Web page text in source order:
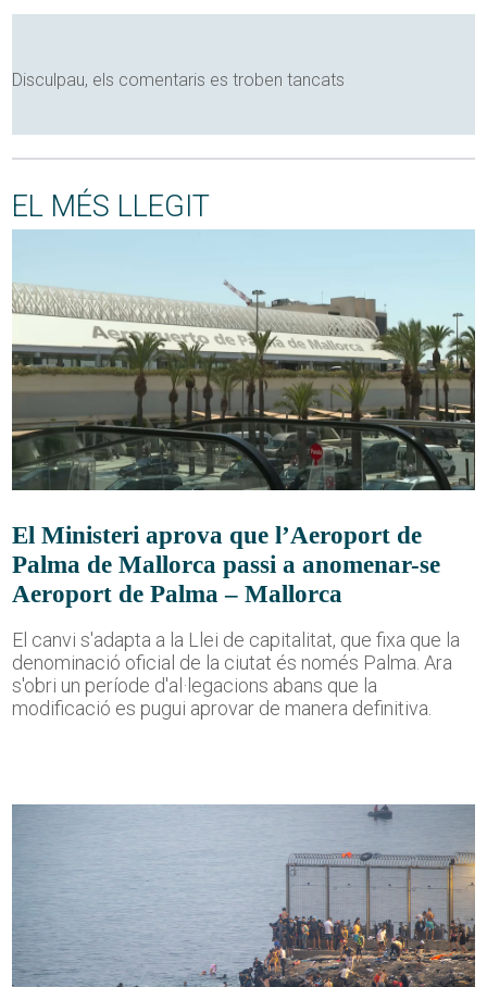
Disculpau, els comentaris es troben tancats
EL MÉS LLEGIT
El Ministeri aprova que l’Aeroport de
Palma de Mallorca passi a anomenar-se
Aeroport de Palma – Mallorca
El canvi s'adapta a la Llei de capitalitat, que fixa que la
denominació oficial de la ciutat és només Palma. Ara
s'obri un període d'al·legacions abans que la
modificació es pugui aprovar de manera definitiva.